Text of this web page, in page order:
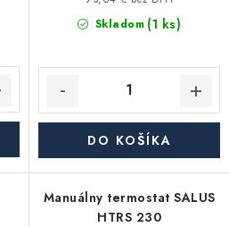
Skladom (1 ks)
DO KOŠÍKA
Manuálny termostat SALUS
HTRS 230